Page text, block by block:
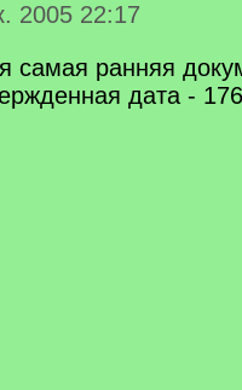
2005 22:17
самая ранняя
дата -